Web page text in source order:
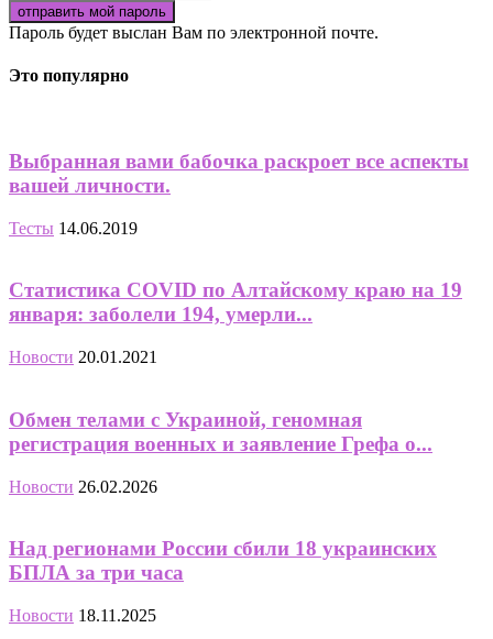
Пароль будет выслан Вам по электронной почте.
Это популярно
Выбранная вами бабочка раскроет все аспекты
вашей личности.
Тесты 14.06.2019
Статистика COVID по Алтайскому краю на 19
января: заболели 194, умерли...
Новости 20.01.2021
Обмен телами с Украиной, геномная
регистрация военных и заявление Грефа о...
Новости 26.02.2026
Над регионами России сбили 18 украинских
БПЛА за три часа
Новости 18.11.2025